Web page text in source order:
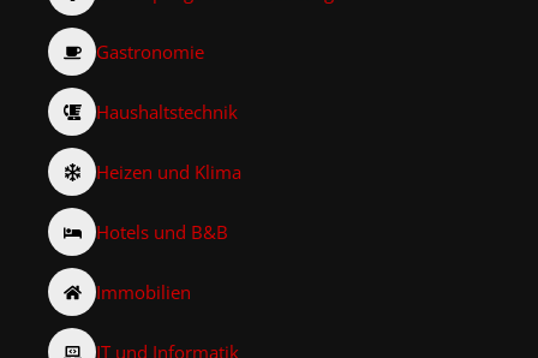
Gastronomie
Haushaltstechnik
Heizen und Klima
Hotels und B&B
Immobilien
IT und Informatik